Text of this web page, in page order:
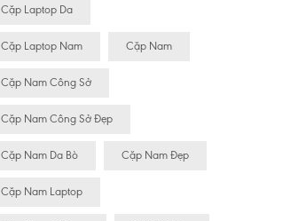
Cặp Laptop Da
Cặp Laptop Nam Cặp Nam
Cặp Nam Công Sở
Cặp Nam Công Sở Đẹp
Cặp Nam Da Bò Cặp Nam Đẹp
Cặp Nam Laptop